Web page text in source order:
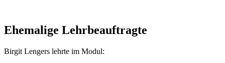
Ehemalige Lehrbeauftragte
Birgit Lengers lehrte im Modul: